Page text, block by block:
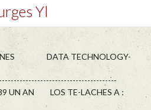
Yl
DATA TECHNOLOGY-
AN LOS TE-LACHES A :